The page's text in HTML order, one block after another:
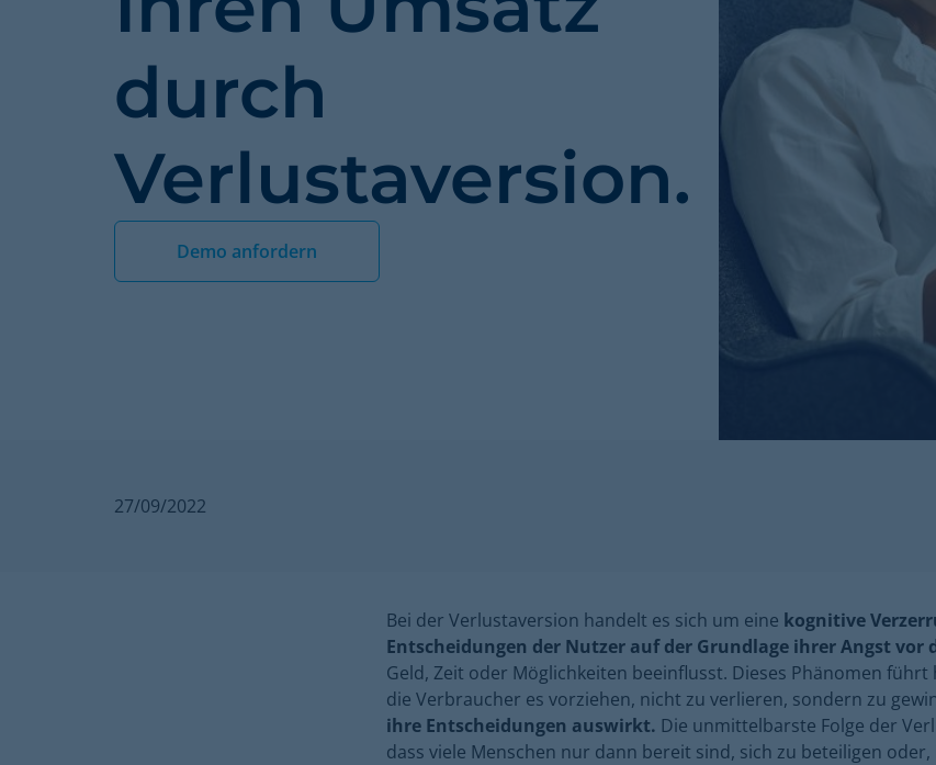
durch
Verlustaversion.
Demo anfordern
27/09/2022
Bei der Verlustaversion handelt es sich um eine kognitive
Entscheidungen der Nutzer auf der Grundlage ihrer Angst vor
Geld, Zeit oder Möglichkeiten beeinflusst. Dieses Phänomen führt
die Verbraucher es vorziehen, nicht zu verlieren, sondern zu
ihre Entscheidungen auswirkt. Die unmittelbarste Folge der
dass viele Menschen nur dann bereit sind, sich zu beteiligen oder,